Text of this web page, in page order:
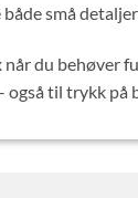
små
når du behøver
også til trykk på